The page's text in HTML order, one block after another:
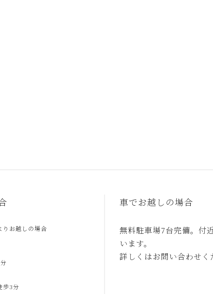
りお越しの場合
歩3分
車でお越しの場合
無料駐車場7台完備。付
います。
詳しくはお問い合わせく